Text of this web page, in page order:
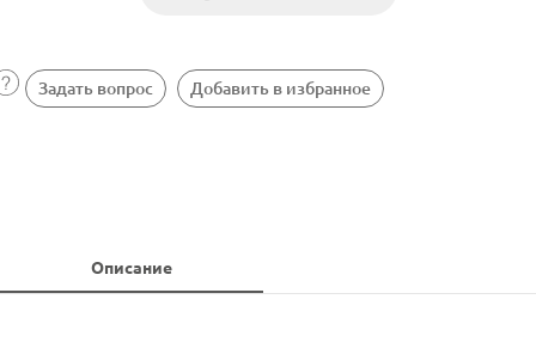
Задать вопрос Добавить в избранное
Описание